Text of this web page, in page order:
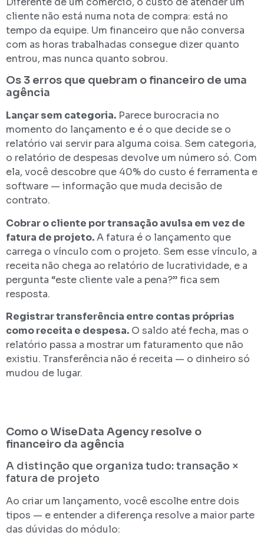
cliente não está numa nota de compra: está no
tempo da equipe. Um financeiro que não conversa
com as horas trabalhadas consegue dizer quanto
entrou, mas nunca quanto sobrou.
Os 3 erros que quebram o financeiro de uma
agência
Lançar sem categoria. Parece burocracia no
momento do lançamento e é o que decide se o
relatório vai servir para alguma coisa. Sem categoria,
o relatório de despesas devolve um número só. Com
ela, você descobre que 40% do custo é ferramenta e
software — informação que muda decisão de
contrato.
Cobrar o cliente por transação avulsa em vez de
fatura de projeto.A fatura é o lançamento que
carrega o vínculo com o projeto. Sem esse vínculo, a
receita não chega ao relatório de lucratividade, e a
pergunta “este cliente vale a pena?” fica sem
resposta.
Registrar transferência entre contas próprias
como receita e despesa. O saldo até fecha, mas o
relatório passa a mostrar um faturamento que não
existiu. Transferência não é receita — o dinheiro só
mudou de lugar.
Como o WiseData Agency resolve o
financeiro da agência
A distinção que organiza tudo: transação ×
fatura de projeto
Ao criar um lançamento, você escolhe entre dois
tipos — e entender a diferença resolve a maior parte
das dúvidas do módulo: